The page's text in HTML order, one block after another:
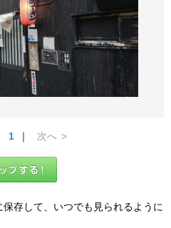
1 ｜ 次へ >
存して、いつでも見られるように